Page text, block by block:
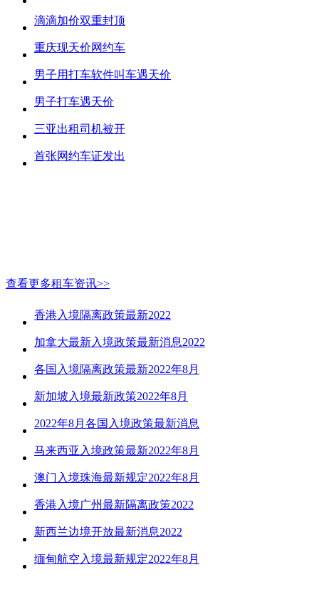
滴滴加价双重封顶
重庆现天价网约车
男子用打车软件叫车遇天价
男子打车遇天价
三亚出租司机被开
首张网约车证发出
查看更多租车资讯>>
香港入境隔离政策最新2022
加拿大最新入境政策最新消息2022
各国入境隔离政策最新2022年8月
新加坡入境最新政策2022年8月
2022年8月各国入境政策最新消息
马来西亚入境政策最新2022年8月
澳门入境珠海最新规定2022年8月
香港入境广州最新隔离政策2022
新西兰边境开放最新消息2022
缅甸航空入境最新规定2022年8月